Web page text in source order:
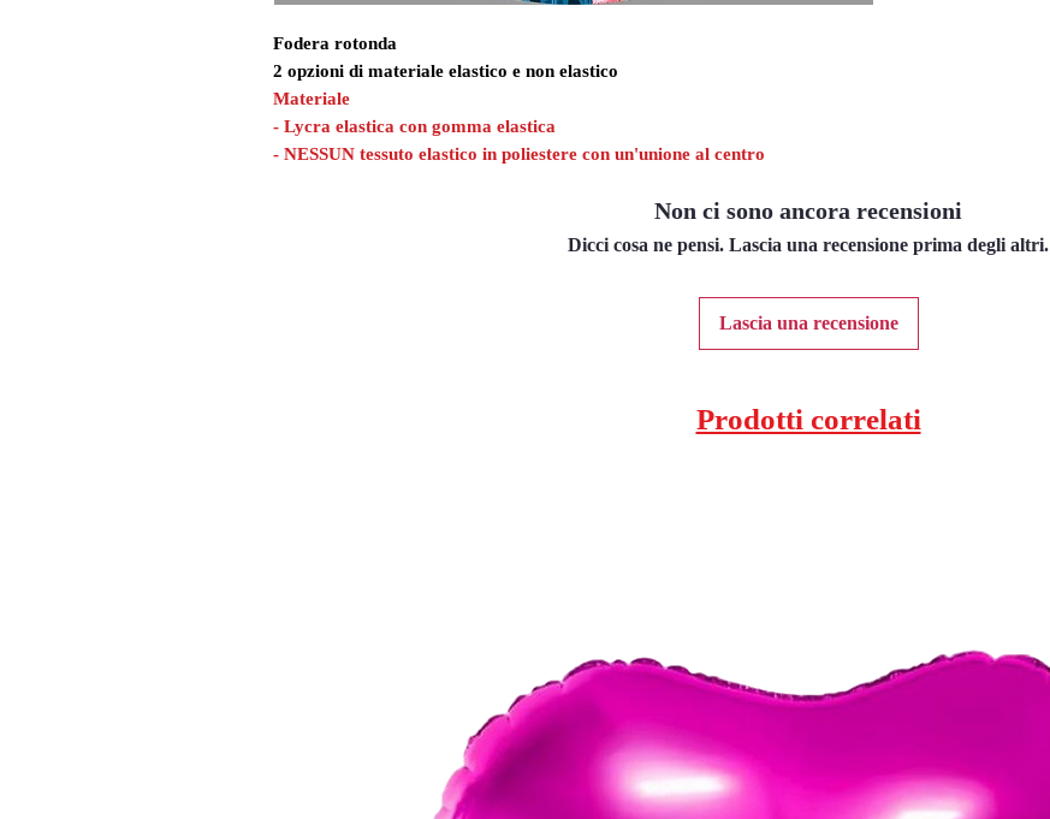
Fodera rotonda
2 opzioni di materiale elastico e non elastico
Materiale
- Lycra elastica con gomma elastica
- NESSUN tessuto elastico in poliestere con un'unione al centro
Non ci sono ancora recensioni
Dicci cosa ne pensi. Lascia una recensione prima degli altri.
Lascia una recensione
Prodotti correlati